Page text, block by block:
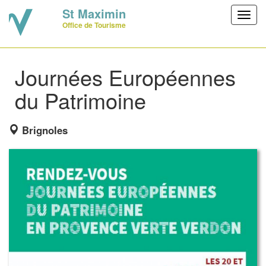
St Maximin
Office de Tourisme
Journées Européennes
du Patrimoine
Brignoles